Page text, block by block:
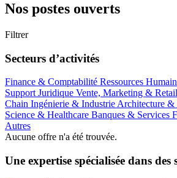
Nos postes ouverts
Filtrer
Secteurs d’activités
Finance & Comptabilité Ressources
SupportJuridique Vente, Marketing & Retail
Chain Ingénierie & IndustrieArchitecture
Science & Healthcare Banques & Services
Autres
Aucune offre n'a été trouvée.
Une expertise spécialisée dans des